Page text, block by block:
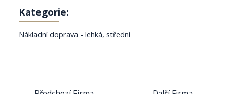
Kategorie:
Nákladní doprava - lehká, střední